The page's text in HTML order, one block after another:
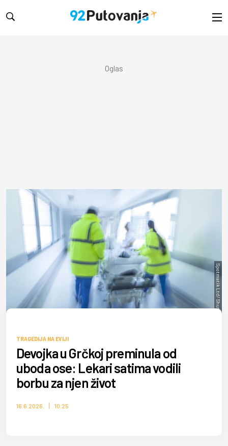
Spotmatik Ltd/ Shutterstock
TRAGEDIJA NA EVIJI
Devojka u Grčkoj preminula od
uboda ose: Lekari satima vodili
borbu za njen život
16.6.2026. 10:25